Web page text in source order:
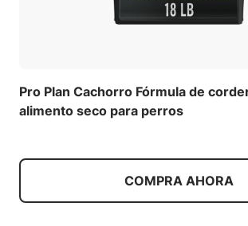
Pro Plan Cachorro Fórmula de
alimento seco para perros
COMPRA AHORA